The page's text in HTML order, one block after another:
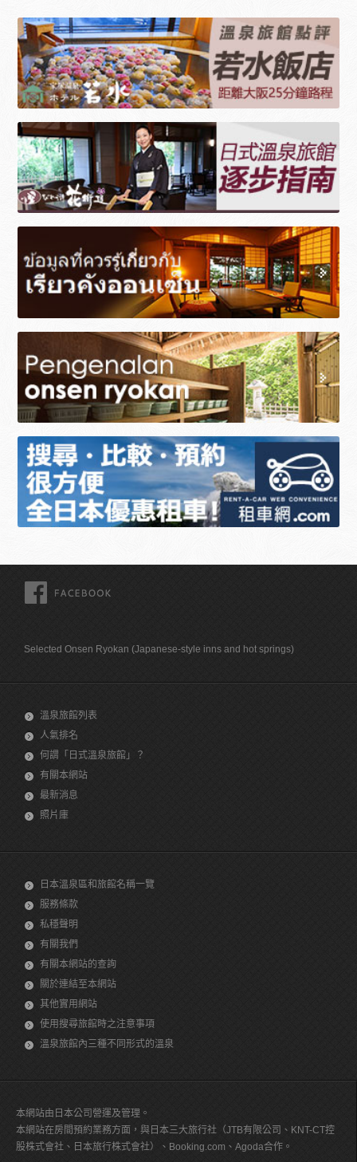
Selected Onsen Ryokan (Japanese-style inns and hot springs)
溫泉旅館列表
人氣排名
何謂「日式溫泉旅館」？
有關本網站
最新消息
照片庫
日本溫泉區和旅館名稱一覽
服務條款
私穩聲明
有關我們
有關本網站的查詢
關於連結至本網站
其他實用網站
使用搜尋旅館時之注意事項
溫泉旅館內三種不同形式的溫泉
本網站由日本公司營運及管理。
本網站在房間預約業務方面，與日本三大旅行社（JTB有限公司、KNT-CT控
股株式會社、日本旅行株式會社）、Booking.com、Agoda合作。